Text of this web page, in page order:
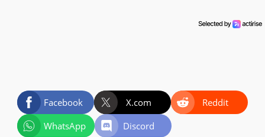
Facebook X.com
Reddit
WhatsApp
Discord